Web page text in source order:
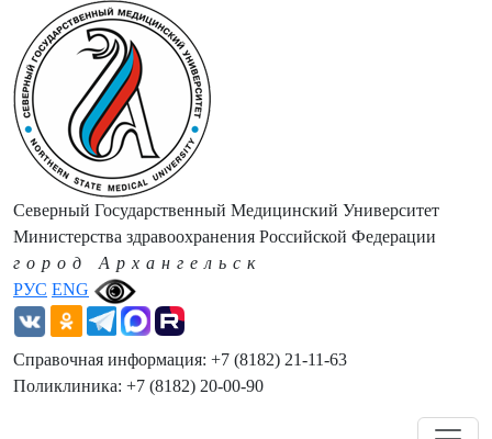
РУС ENG
Северный Государственный Медицинский Университет
Министерства здравоохранения Российской Федерации
город Архангельск
Справочная информация: +7 (8182) 21-11-63
Поликлиника: +7 (8182) 20-00-90